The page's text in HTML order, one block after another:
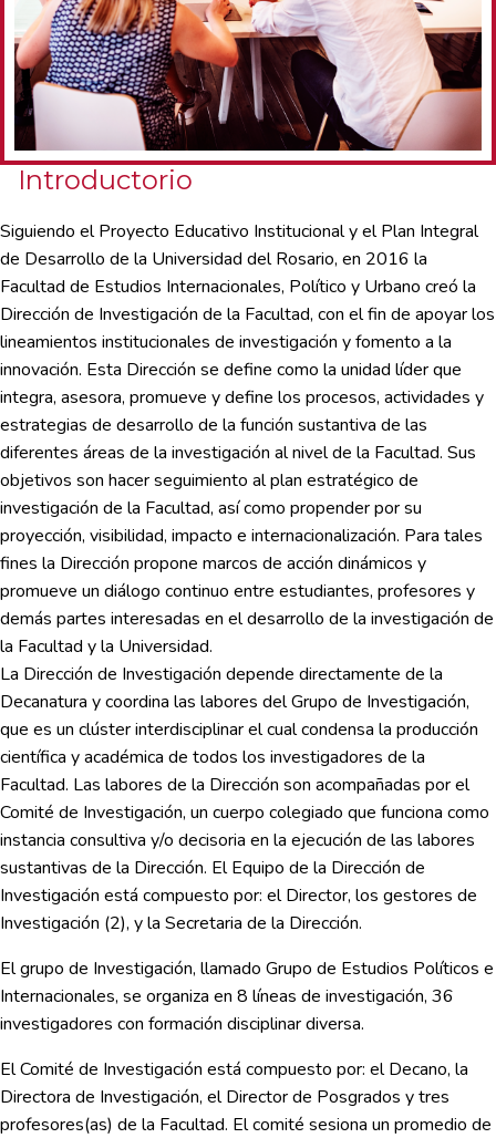
Introductorio
Siguiendo el Proyecto Educativo Institucional y el Plan Integral
de Desarrollo de la Universidad del Rosario, en 2016 la
Facultad de Estudios Internacionales, Político y Urbano creó la
Dirección de Investigación de la Facultad, con el fin de apoyar los
lineamientos institucionales de investigación y fomento a la
innovación. Esta Dirección se define como la unidad líder que
integra, asesora, promueve y define los procesos, actividades y
estrategias de desarrollo de la función sustantiva de las
diferentes áreas de la investigación al nivel de la Facultad. Sus
objetivos son hacer seguimiento al plan estratégico de
investigación de la Facultad, así como propender por su
proyección, visibilidad, impacto e internacionalización. Para tales
fines la Dirección propone marcos de acción dinámicos y
promueve un diálogo continuo entre estudiantes, profesores y
demás partes interesadas en el desarrollo de la investigación de
la Facultad y la Universidad.
La Dirección de Investigación depende directamente de la
Decanatura y coordina las labores del Grupo de Investigación,
que es un clúster interdisciplinar el cual condensa la producción
científica y académica de todos los investigadores de la
Facultad. Las labores de la Dirección son acompañadas por el
Comité de Investigación, un cuerpo colegiado que funciona como
instancia consultiva y/o decisoria en la ejecución de las labores
sustantivas de la Dirección. El Equipo de la Dirección de
Investigación está compuesto por: el Director, los gestores de
Investigación (2), y la Secretaria de la Dirección.
El grupo de Investigación, llamado Grupo de Estudios Políticos e
Internacionales, se organiza en 8 líneas de investigación, 36
investigadores con formación disciplinar diversa.
El Comité de Investigación está compuesto por: el Decano, la
Directora de Investigación, el Director de Posgrados y tres
profesores(as) de la Facultad. El comité sesiona un promedio de